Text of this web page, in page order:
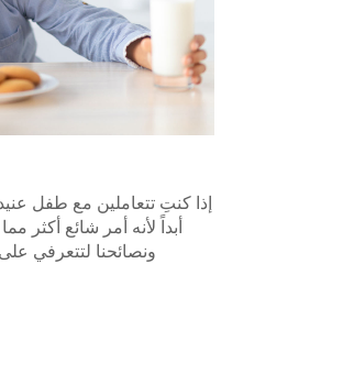
إذا كنتِ تتعاملين مع طفل
أبداً لأنه أمر شائع أكثر
ونصائحنا لتتعرفي